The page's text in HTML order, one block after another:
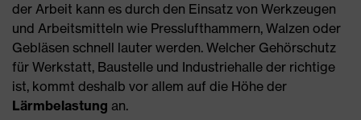
der Arbeit kann es durch den Einsatz von Werkzeugen
und Arbeitsmitteln wie Presslufthammern, Walzen oder
Gebläsen schnell lauter werden. Welcher Gehörschutz
für Werkstatt, Baustelle und Industriehalle der richtige
ist, kommt deshalb vor allem auf die Höhe der
Lärmbelastung an.